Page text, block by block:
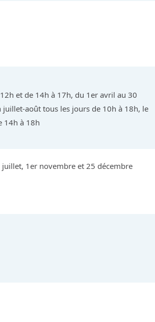
et de 14h à 17h, du 1er avril au 30
août tous les jours de 10h à 18h, le
14h à 18h
1er novembre et 25 décembre